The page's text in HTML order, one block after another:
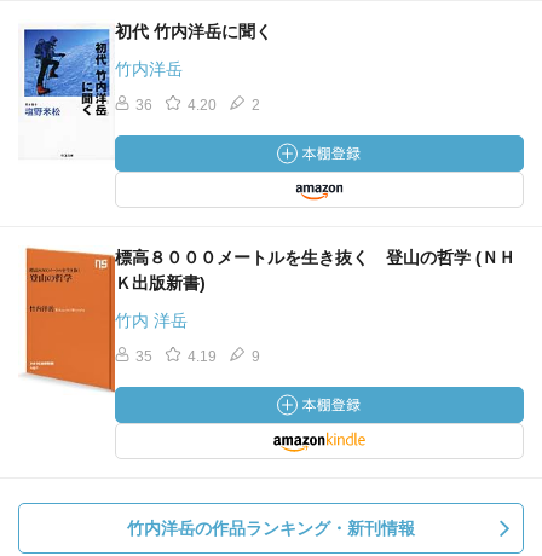
初代 竹内洋岳に聞く
竹内洋岳
36 4.20 2
標高８０００メートルを生き抜く 登山の哲学 (ＮＨ
Ｋ出版新書)
竹内 洋岳
35 4.19 9
竹内洋岳の作品ランキング・新刊情報